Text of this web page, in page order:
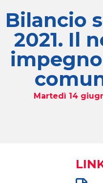
Bilancio
2021. Il
Martedì 14